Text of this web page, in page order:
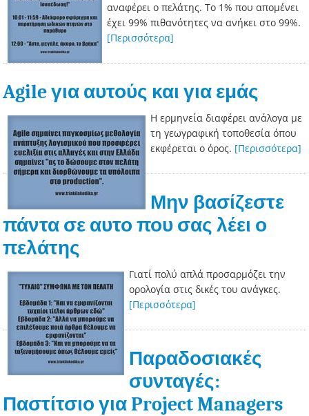
αναφέρει ο πελάτης. Το 1% που απομένει
έχει 99% πιθανότητες να ανήκει στο 99%.
[Περισσότερα]
Agile για αυτούς και για εμάς
Η ερμηνεία διαφέρει ανάλογα με
τη γεωγραφική τοποθεσία όπου
εκφέρεται ο όρος. [Περισσότερα]
Μην βασίζεστε
πάντα σε αυτο που σας λέει ο
πελάτης
Γιατί πολύ απλά προσαρμόζει την
ορολογία στις δικές του ανάγκες.
[Περισσότερα]
Παραδοσιακές
συνταγές:
Παστίτσιο για Project Managers